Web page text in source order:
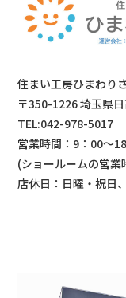
住まい工房ひまわり
〒350-1226 埼玉県
TEL:042-978-5017
営業時間：9：00～
(ショールームの営業
店休日：日曜・祝日